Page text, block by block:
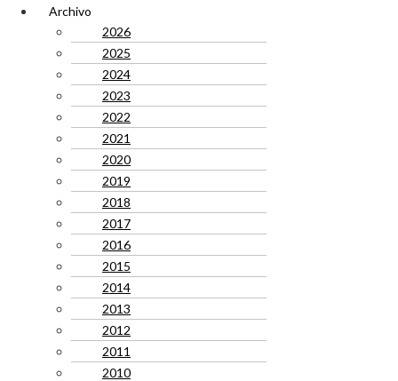
Archivo
2026
2025
2024
2023
2022
2021
2020
2019
2018
2017
2016
2015
2014
2013
2012
2011
2010